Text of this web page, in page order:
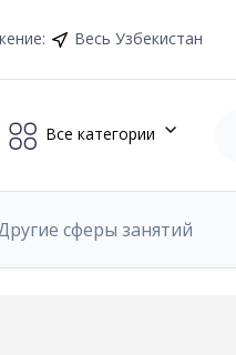
: Весь Узбекистан
Все категории
сферы занятий